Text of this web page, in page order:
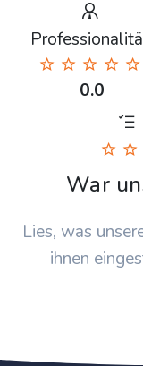
0.0
War
Lies, was
ihnen